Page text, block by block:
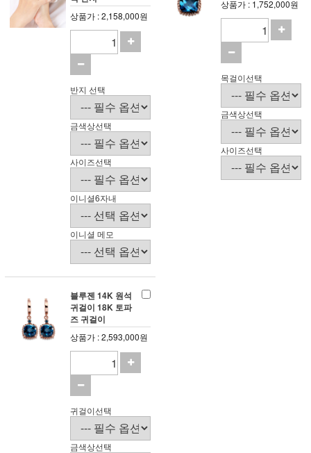
상품가 : 2,158,000원
반지 선택
금색상선택
사이즈선택
이니셜6자내
이니셜 메모
상품가 : 1,752,000원
목걸이선택
금색상선택
사이즈선택
블루젠 14K 원석
귀걸이 18K 토파
즈 귀걸이
상품가 : 2,593,000원
귀걸이선택
금색상선택